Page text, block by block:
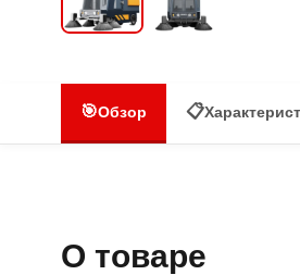
🎯Обзор 📋
О товаре